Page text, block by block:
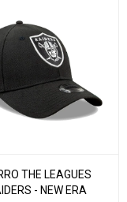
THE LEAGUES
- NEW ERA